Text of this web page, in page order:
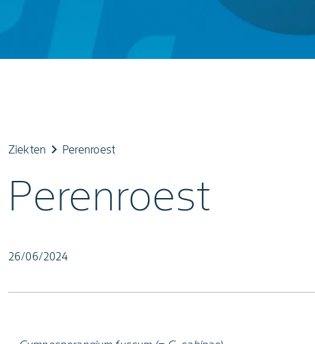
Ziekten keyboard_arrow_right Perenroest
Perenroest
26/06/2024